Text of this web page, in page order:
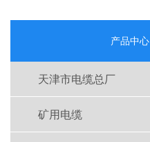
产品中心
天津市电缆总厂
矿用电缆